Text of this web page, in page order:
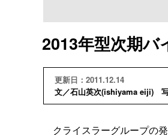
2013年型次期バ
更新日：2011.12.14
文／石山英次(ishiyama eiji)
クライスラーグループの